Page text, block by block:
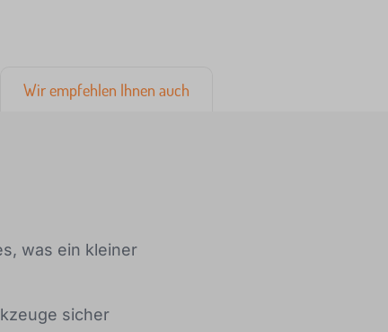
Wir empfehlen Ihnen auch
was ein kleiner
sicher